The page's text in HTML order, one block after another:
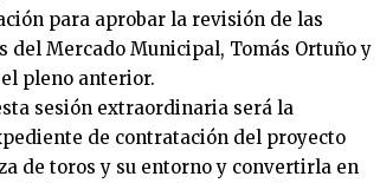
para aprobar la revisión de las
Mercado Municipal, Tomás Ortuño y
pleno anterior.
sesión extraordinaria será la
de contratación del proyecto
de toros y su entorno y convertirla en